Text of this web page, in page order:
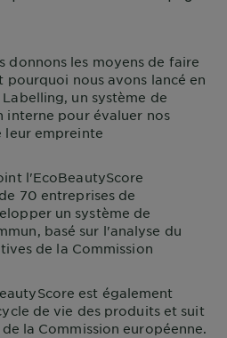
donnons les moyens de faire
pourquoi nous avons lancé en
un système de
interne pour évaluer nos
leur empreinte
l'EcoBeautyScore
70 entreprises de
un système de
basé sur l'analyse du
de la Commission
est également
de vie des produits et suit
la Commission européenne.